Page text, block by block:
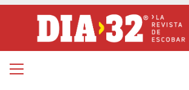
contenido
Menú